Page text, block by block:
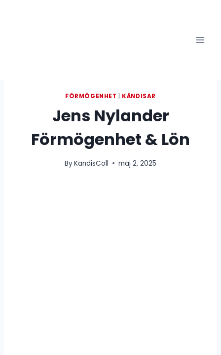
FÖRMÖGENHET KÄNDISAR
Jens Nylander
Förmögenhet & Lön
ByKandisColl maj 2, 2025